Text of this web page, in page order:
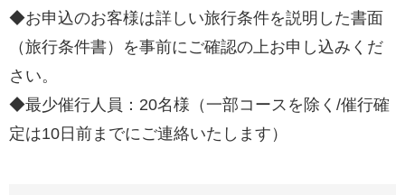
◆お申込のお客様は詳しい旅行条件を説明した書面
（旅行条件書）を事前にご確認の上お申し込みくだ
さい。
◆最少催行人員：20名様（一部コースを除く/催行確
定は10日前までにご連絡いたします）